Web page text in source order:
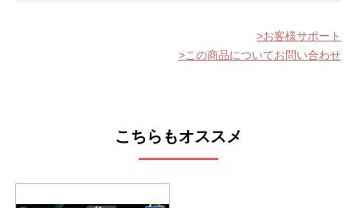
お客様サポート
この商品についてお問い合わせ
こちらもオススメ